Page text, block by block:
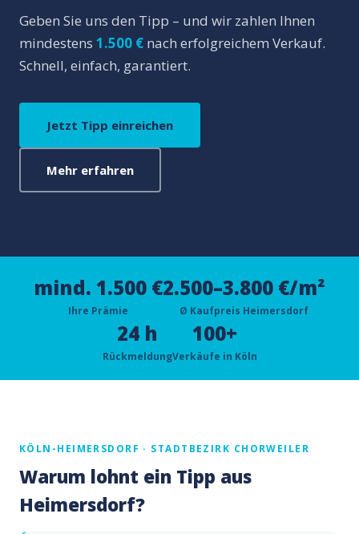
Geben Sie uns den Tipp – und wir zahlen Ihnen
mindestens 1.500 € nach erfolgreichem Verkauf.
Schnell, einfach, garantiert.
Jetzt Tipp einreichen
Mehr erfahren
mind. 1.500 €
Ihre Prämie
2.500–3.800 €/m²
Ø Kaufpreis Heimersdorf
24 h
Rückmeldung
100+
Verkäufe in Köln
KÖLN-HEIMERSDORF · STADTBEZIRK CHORWEILER
Warum lohnt ein Tipp aus
Heimersdorf?